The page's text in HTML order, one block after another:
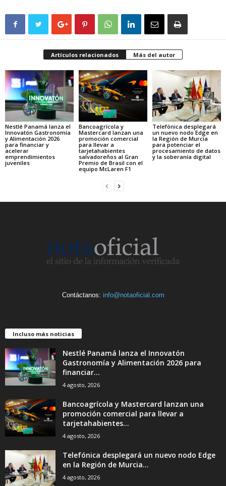
Artículos relacionados Más del autor
Nestlé Panamá lanza el
Innovatón Gastronomía
y Alimentación 2026
para financiar y
acelerar
emprendimientos
juveniles
Bancoagrícola y
Mastercard lanzan una
promoción comercial
para llevar a
tarjetahabientes
salvadoreños al Gran
Premio de Brasil con el
equipo McLaren F1
Telefónica desplegará
un nuevo nodo Edge en
la Región de Murcia
para potenciar el
procesamiento de datos
y la soberanía digital
Contáctanos: info@notaoficial.com
Incluso más noticias
Nestlé Panamá lanza el Innovatón
Gastronomía y Alimentación 2026 para
financiar...
4 agosto, 2026
Bancoagrícola y Mastercard lanzan una
promoción comercial para llevar a
tarjetahabientes...
4 agosto, 2026
Telefónica desplegará un nuevo nodo Edge
en la Región de Murcia...
4 agosto, 2026